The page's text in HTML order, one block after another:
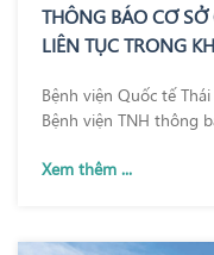
THÔNG BÁO CƠ
LIÊN TỤC TRONG
Bệnh viện Quốc tế
Bệnh viện TNH thông
Xem thêm ...